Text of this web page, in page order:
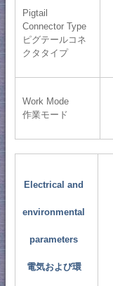
Pigtail
Connector Type
ピグテールコネ
クタタイプ
Work Mode
作業モード
Electrical and
environmental
parameters
電気および環